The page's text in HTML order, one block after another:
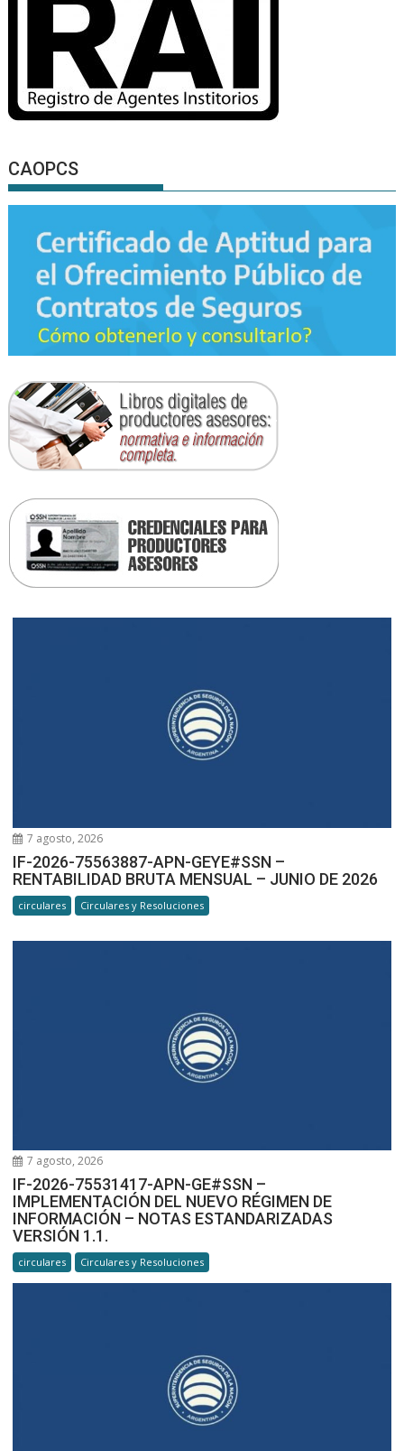
CAOPCS
7 agosto, 2026
IF-2026-75563887-APN-GEYE#SSN –
RENTABILIDAD BRUTA MENSUAL – JUNIO DE 2026
circulares Circulares y Resoluciones
7 agosto, 2026
IF-2026-75531417-APN-GE#SSN –
IMPLEMENTACIÓN DEL NUEVO RÉGIMEN DE
INFORMACIÓN – NOTAS ESTANDARIZADAS
VERSIÓN 1.1.
circulares Circulares y Resoluciones